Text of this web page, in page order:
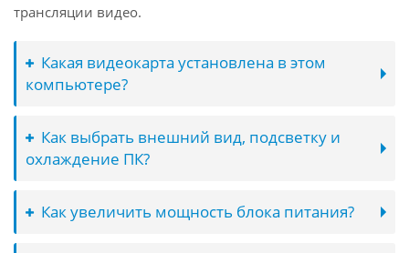
трансляции видео.
Какая видеокарта установлена в этом
компьютере?
Как выбрать внешний вид, подсветку и
охлаждение ПК?
Как увеличить мощность блока питания?